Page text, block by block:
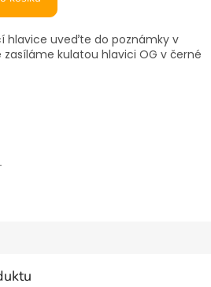
hlavice uveďte do poznámky v
kulatou hlavici OG v černé